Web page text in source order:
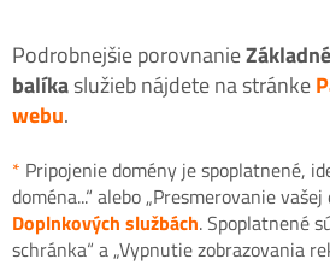
Podrobnejšie porovnanie
balíkaslužieb nájdete na stránke
webu.
* Pripojenie domény je spoplatnené,
doména...“ alebo „Presmerovanie vašej
Doplnkových službách. Spoplatnené
schránka“ a „Vypnutie zobrazovania